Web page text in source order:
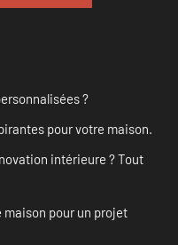
?
pour votre maison.
intérieure ? Tout
pour un projet